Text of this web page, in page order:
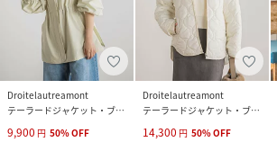
Droitelautreamont
テーラードジャケット・ブレザー
9,900 円 50%OFF
Droitelautreamont
テーラードジャケット・ブレザー
14,300 円 50%OFF